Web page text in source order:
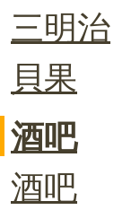
三明治
貝果
酒吧
酒吧